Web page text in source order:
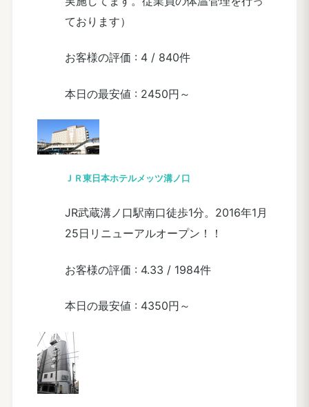
ております）
お客様の評価 : 4/ 840件
本日の最安値 : 2450円～
ＪＲ東日本ホテルメッツ溝ノ口
JR武蔵溝ノ口駅南口徒歩1分。2016年1月
25日リニューアルオープン！！
お客様の評価 : 4.33 / 1984件
本日の最安値 : 4350円～